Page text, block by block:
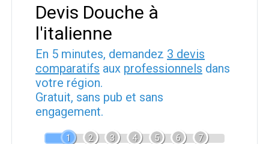
Devis Douche à
l'italienne
En 5 minutes, demandez 3 devis
comparatifs aux professionnels dans
votre région.
Gratuit, sans pub et sans
engagement.
1 2 3 4 5 6 7